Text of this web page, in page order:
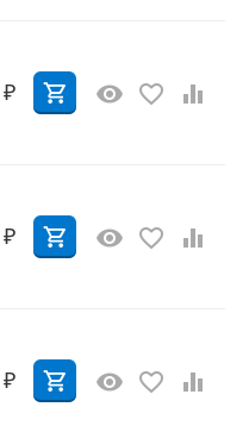
₽
₽
₽